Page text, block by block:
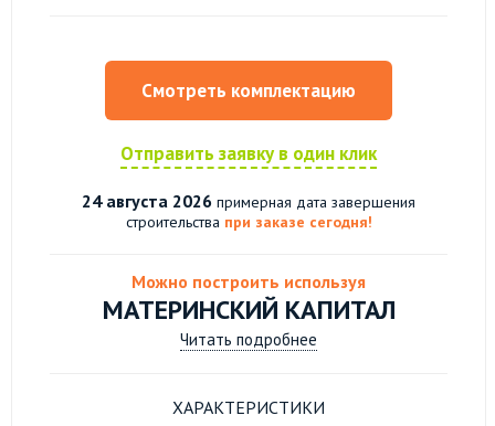
Смотреть комплектацию
Отправить заявку в один клик
24 августа 2026 примерная дата завершения
строительства при заказе сегодня!
Можно построить используя
МАТЕРИНСКИЙ КАПИТАЛ
Читать подробнее
ХАРАКТЕРИСТИКИ